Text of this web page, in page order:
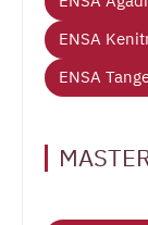
ENSA
ENSA